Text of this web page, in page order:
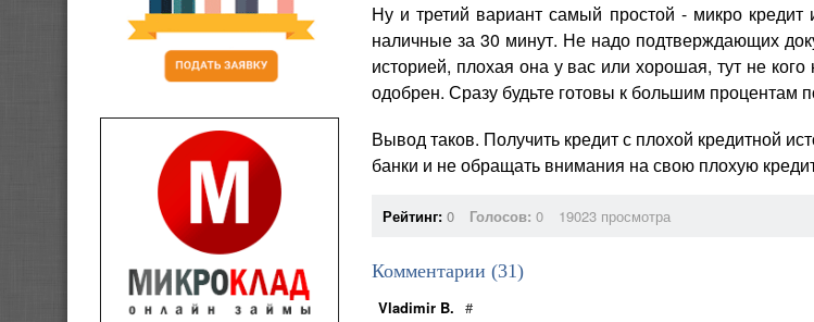
Ну и третий вариант самый простой - микро
наличные за 30 минут. Не надо подтверждающих
историей, плохая она у вас или хорошая, тут не
одобрен. Сразу будьте готовы к большим процентам
Вывод таков. Получить кредит с плохой кредитной
банки и не обращать внимания на свою плохую
Рейтинг: 0 Голосов: 0 19023 просмотра
Комментарии (31)
Vladimir B. #